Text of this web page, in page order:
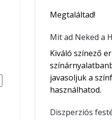
Megtaláltad!
Mit ad Neked a
Kiváló színező
javasoljuk a
használhatod.
Diszperziós